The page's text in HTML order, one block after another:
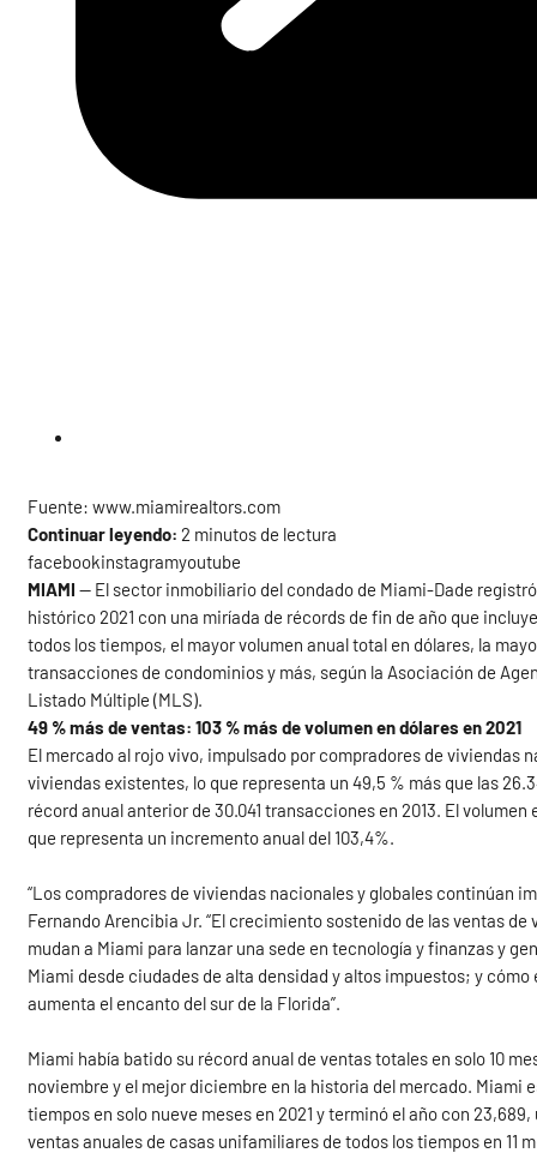
Fuente: www.miamirealtors.com
Continuar leyendo: 2 minutos de lectura
facebookinstagramyoutube
MIAMI — El sector inmobiliario del condado de Miami-Dade
histórico 2021 con una miríada de récords de fin de año que
todos los tiempos, el mayor volumen anual total en dólares, la
transacciones de condominios y más, según la Asociación de
Listado Múltiple (MLS).
49 % más de ventas: 103 % más de volumen en dólares en 2021
El mercado al rojo vivo, impulsado por compradores de viviendas
viviendas existentes, lo que representa un 49,5 % más que las
récord anual anterior de 30.041 transacciones en 2013. El
que representa un incremento anual del 103,4%.
“Los compradores de viviendas nacionales y globales continúan
Fernando Arencibia Jr. “El crecimiento sostenido de las ventas
mudan a Miami para lanzar una sede en tecnología y finanzas y
Miami desde ciudades de alta densidad y altos impuestos; y
aumenta el encanto del sur de la Florida”.
Miami había batido su récord anual de ventas totales en solo 10
noviembre y el mejor diciembre en la historia del mercado.
tiempos en solo nueve meses en 2021 y terminó el año con
ventas anuales de casas unifamiliares de todos los tiempos en 11